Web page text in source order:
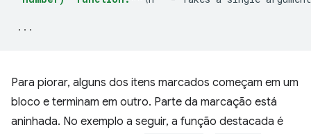
...
Para piorar, alguns dos itens marcados começam em um
bloco e terminam em outro. Parte da marcação está
aninhada. No exemplo a seguir, a função destacada é